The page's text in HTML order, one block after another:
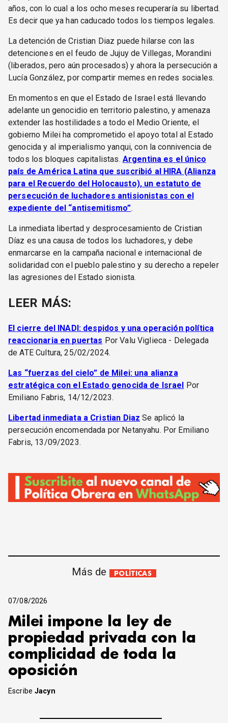
años, con lo cual a los ocho meses recuperaría su libertad.
Es decir que ya han caducado todos los tiempos legales.
La detención de Cristian Diaz puede hilarse con las
detenciones en el feudo de Jujuy de Villegas, Morandini
(liberados, pero aún procesados) y ahora la persecución a
Lucía González, por compartir memes en redes sociales.
En momentos en que el Estado de Israel está llevando
adelante un genocidio en territorio palestino, y amenaza
extender las hostilidades a todo el Medio Oriente, el
gobierno Milei ha comprometido el apoyo total al Estado
genocida y al imperialismo yanqui, con la connivencia de
todos los bloques capitalistas. Argentina es el único
país de América Latina que suscribió al HIRA (Alianza
para el Recuerdo del Holocausto), un estatuto de
persecución de luchadores antisionistas con el
expediente del “antisemitismo”.
La inmediata libertad y desprocesamiento de Cristian
Díaz es una causa de todos los luchadores, y debe
enmarcarse en la campaña nacional e internacional de
solidaridad con el pueblo palestino y su derecho a repeler
las agresiones del Estado sionista.
LEER MÁS:
El cierre del INADI: despidos y una operación política
reaccionaria en puertas Por Valu Viglieca - Delegada
de ATE Cultura, 25/02/2024.
Las “fuerzas del cielo” de Milei: una alianza
estratégica con el Estado genocida de Israel Por
Emiliano Fabris, 14/12/2023.
Libertad inmediata a Cristian Diaz Se aplicó la
persecución encomendada por Netanyahu. Por Emiliano
Fabris, 13/09/2023.
Más de POLÍTICAS
07/08/2026
Milei impone la ley de
propiedad privada con la
complicidad de toda la
oposición
EscribeJacyn